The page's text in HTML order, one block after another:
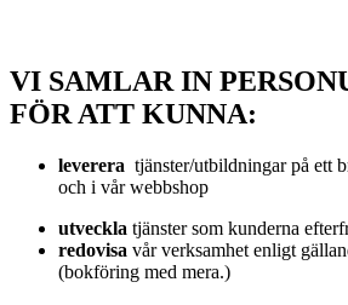
VI SAMLAR IN
FÖR ATT KUNNA:
leverera tjänster/utbildningar på ett
och i vår webbshop
utveckla tjänster som kunderna
redovisa vår verksamhet enligt
(bokföring med mera.)